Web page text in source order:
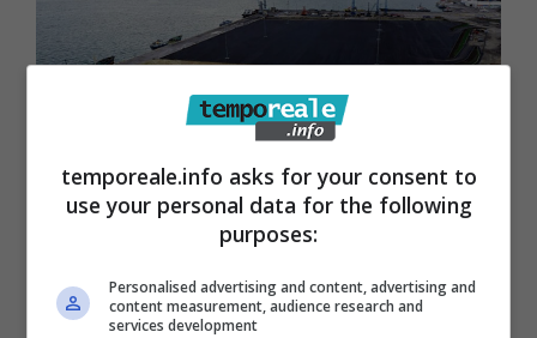
Gaeta / Opere realizzate al porto
commerciale, scatta l’inchiesta della
Procura di Cassino
temporeale.info asks for your consent to
use your personal data for the following
purposes:
Personalised advertising and content, advertising and
content measurement, audience research and
services development